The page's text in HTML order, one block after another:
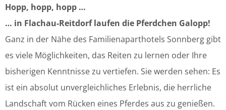
Hopp, hopp, hopp …
… in Flachau-Reitdorf laufen die Pferdchen Galopp!
Ganz in der Nähe des Familienaparthotels Sonnberg gibt
es viele Möglichkeiten, das Reiten zu lernen oder Ihre
bisherigen Kenntnisse zu vertiefen. Sie werden sehen: Es
ist ein absolut unvergleichliches Erlebnis, die herrliche
Landschaft vom Rücken eines Pferdes aus zu genießen.